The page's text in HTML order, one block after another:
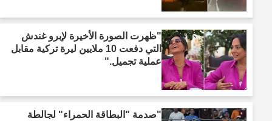
"ظهرت الصورة الأخيرة لإبرو غندش
التي دفعت 10 ملايين ليرة تركية مقابل
عملية تجميل."
"صدمة "البطاقة الحمراء" لجالطة